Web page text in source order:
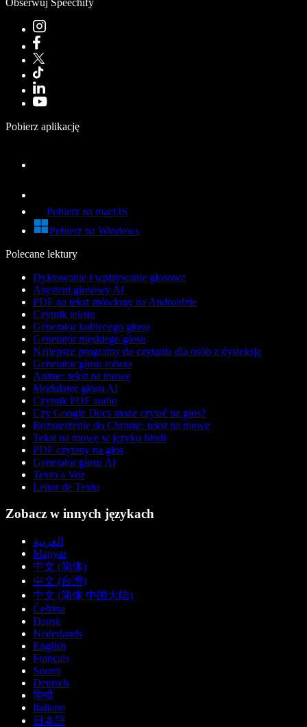
Obserwuj Speechify
Pobierz aplikację
Pobierz na macOS
Pobierz na Windows
Polecane lektury
Dyktowanie i wpisywanie głosowe
Asystent głosowy AI
PDF na tekst mówiony na Androidzie
Czytnik tekstu
Generator kobiecego głosu
Generator męskiego głosu
Najlepsze programy do czytania dla osób z dysleksją
Generator głosu robota
Anime: tekst na mowę
Modulator głosu AI
Czytnik PDF audio
Czy Google Docs może czytać na głos?
Rozszerzenie do Chrome: tekst na mowę
Tekst na mowę w języku hindi
PDF czytany na głos
Generator głosu AI
Texto a Voz
Leitor de Texto
Zobacz w innych językach
العربية
Magyar
中文 (简体)
中文 (台灣)
中文 (简体 中国大陆)
Čeština
Dansk
Nederlands
English
Français
Suomi
Deutsch
हिन्दी
Italiano
日本語